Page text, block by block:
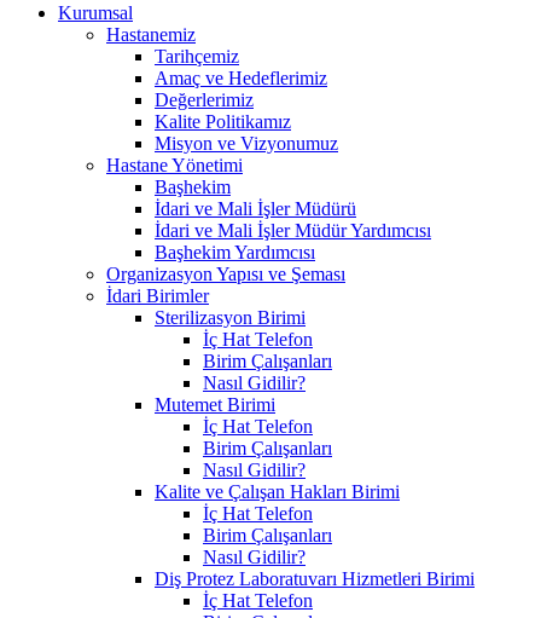
Kurumsal
Hastanemiz
Tarihçemiz
Amaç ve Hedeflerimiz
Değerlerimiz
Kalite Politikamız
Misyon ve Vizyonumuz
Hastane Yönetimi
Başhekim
İdari ve Mali İşler Müdürü
İdari ve Mali İşler Müdür Yardımcısı
Başhekim Yardımcısı
Organizasyon Yapısı ve Şeması
İdari Birimler
Sterilizasyon Birimi
İç Hat Telefon
Birim Çalışanları
Nasıl Gidilir?
Mutemet Birimi
İç Hat Telefon
Birim Çalışanları
Nasıl Gidilir?
Kalite ve Çalışan Hakları Birimi
İç Hat Telefon
Birim Çalışanları
Nasıl Gidilir?
Diş Protez Laboratuvarı Hizmetleri Birimi
İç Hat Telefon